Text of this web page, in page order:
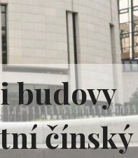
budovy